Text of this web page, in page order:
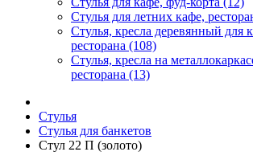
Стулья для летних кафе,
Стулья, кресла деревянный для
ресторана (108)
Стулья, кресла на
ресторана (13)
Стулья
Стулья для банкетов
Стул 22 П (золото)